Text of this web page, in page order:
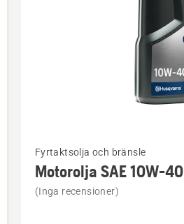
mer
information
om
Fyrtaktsolja och bränsle
Motorolja SAE 10W-40
(Inga recensioner)